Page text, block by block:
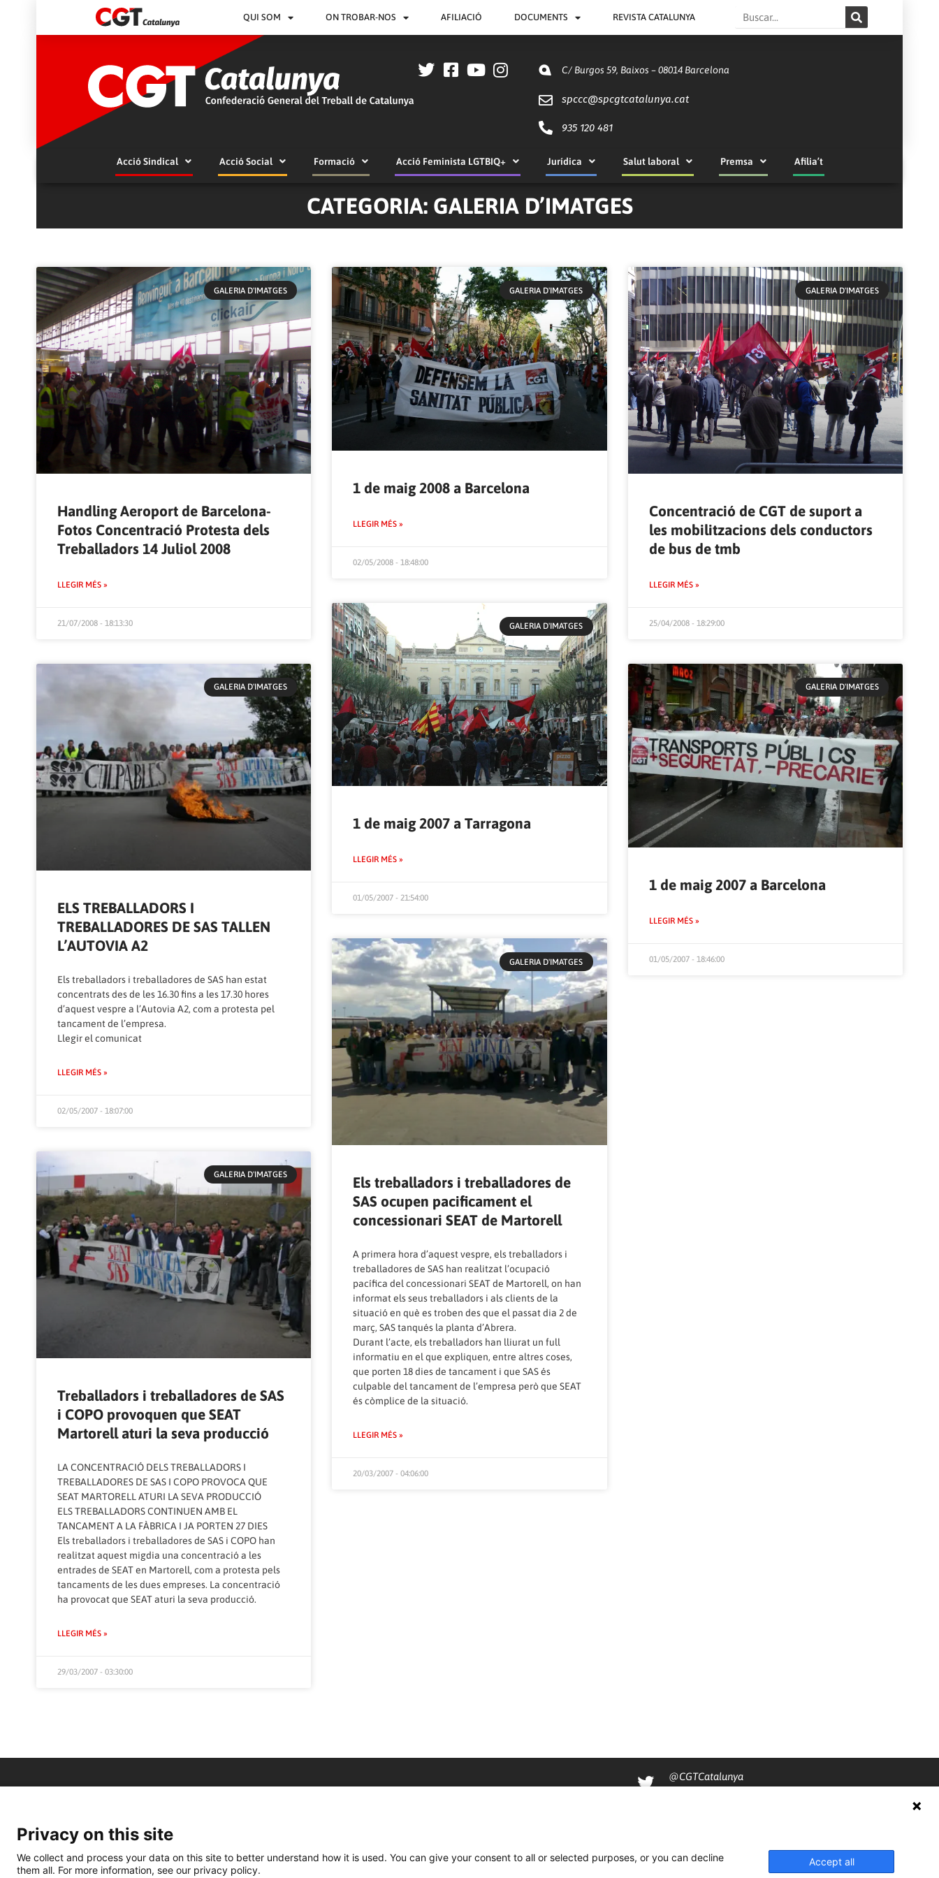
QUI SOM ON TROBAR-NOS AFILIACIÓ DOCUMENTS REVISTA CATALUNYA Search
C/ Burgos 59, Baixos – 08014 Barcelona
spccc@spcgtcatalunya.cat
935 120 481
Acció Sindical Acció Social Formació Acció Feminista LGTBIQ+ Jurídica Salut laboral Premsa Afilia’t
CATEGORIA: GALERIA D’IMATGES
GALERIA D'IMATGES
Handling Aeroport de Barcelona-
Fotos Concentració Protesta dels
Treballadors 14 Juliol 2008
LLEGIR MÉS »
21/07/2008 - 18:13:30
GALERIA D'IMATGES
1 de maig 2008 a Barcelona
LLEGIR MÉS »
02/05/2008 - 18:48:00
GALERIA D'IMATGES
Concentració de CGT de suport a
les mobilitzacions dels conductors
de bus de tmb
LLEGIR MÉS »
25/04/2008 - 18:29:00
GALERIA D'IMATGES
ELS TREBALLADORS I
TREBALLADORES DE SAS TALLEN
L’AUTOVIA A2
Els treballadors i treballadores de SAS han estat
concentrats des de les 16.30 fins a les 17.30 hores
d’aquest vespre a l’Autovia A2, com a protesta pel
tancament de l’empresa.
Llegir el comunicat
LLEGIR MÉS »
02/05/2007 - 18:07:00
GALERIA D'IMATGES
1 de maig 2007 a Tarragona
LLEGIR MÉS »
01/05/2007 - 21:54:00
GALERIA D'IMATGES
1 de maig 2007 a Barcelona
LLEGIR MÉS »
01/05/2007 - 18:46:00
GALERIA D'IMATGES
Treballadors i treballadores de SAS
i COPO provoquen que SEAT
Martorell aturi la seva producció
LA CONCENTRACIÓ DELS TREBALLADORS I
TREBALLADORES DE SAS I COPO PROVOCA QUE
SEAT MARTORELL ATURI LA SEVA PRODUCCIÓ
ELS TREBALLADORS CONTINUEN AMB EL
TANCAMENT A LA FÀBRICA I JA PORTEN 27 DIES
Els treballadors i treballadores de SAS i COPO han
realitzat aquest migdia una concentració a les
entrades de SEAT en Martorell, com a protesta pels
tancaments de les dues empreses. La concentració
ha provocat que SEAT aturi la seva producció.
LLEGIR MÉS »
29/03/2007 - 03:30:00
GALERIA D'IMATGES
Els treballadors i treballadores de
SAS ocupen pacificament el
concessionari SEAT de Martorell
A primera hora d’aquest vespre, els treballadors i
treballadores de SAS han realitzat l’ocupació
pacífica del concessionari SEAT de Martorell, on han
informat els seus treballadors i als clients de la
situació en què es troben des que el passat dia 2 de
març, SAS tanqués la planta d’Abrera.
Durant l’acte, els treballadors han lliurat un full
informatiu en el que expliquen, entre altres coses,
que porten 18 dies de tancament i que SAS és
culpable del tancament de l’empresa però que SEAT
és còmplice de la situació.
LLEGIR MÉS »
20/03/2007 - 04:06:00
@CGTCatalunya
cgtcatalunya
Privacy on this site
We collect and process your data on this site to better understand how it is used. You can give your consent to all or selected purposes, or you can decline
them all. For more information, see our privacy policy.
Accept all